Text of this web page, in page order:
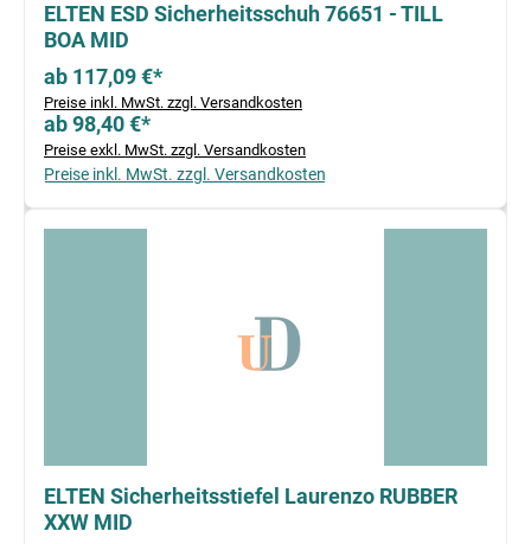
ELTEN ESD Sicherheitsschuh 76651 - TILL
BOA MID
ab 117,09 €*
Preise inkl. MwSt. zzgl. Versandkosten
ab 98,40 €*
Preise exkl. MwSt. zzgl. Versandkosten
Preise inkl. MwSt. zzgl. Versandkosten
ELTEN Sicherheitsstiefel Laurenzo RUBBER
XXW MID